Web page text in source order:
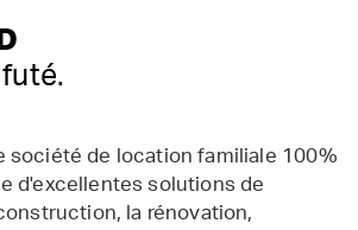
société de location familiale 100%
d'excellentes solutions de
la rénovation,